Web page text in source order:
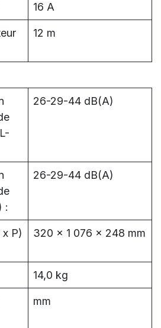
16 A
12 m
26-29-44 dB(A)
:
26-29-44 dB(A)
P)
320 x 1 076 x 248 mm
14,0 kg
mm